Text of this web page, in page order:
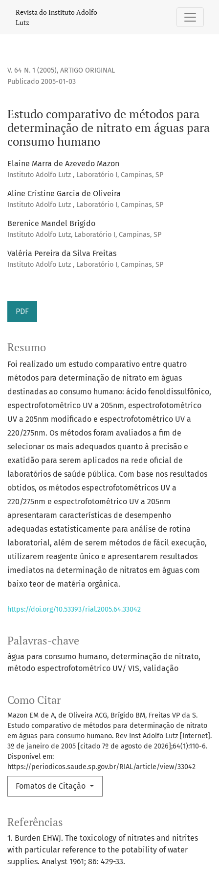
Estudo comparativo de métodos para determinação de
Revista do Instituto Adolfo
Lutz
V. 64 N. 1 (2005), ARTIGO ORIGINAL
Estudo comparativo de métodos para
determinação de nitrato em águas para
consumo humano
Publicado 2005-01-03
Elaine Marra de Azevedo Mazon
Instituto Adolfo Lutz , Laboratório I, Campinas, SP
Aline Cristine Garcia de Oliveira
Instituto Adolfo Lutz , Laboratório I, Campinas, SP
Berenice Mandel Brígido
Instituto Adolfo Lutz, Laboratório I, Campinas, SP
Valéria Pereira da Silva Freitas
Instituto Adolfo Lutz , Laboratório I, Campinas, SP
PDF
Palavras-chave
água para consumo humano determinação de nitrato
método espectrofotométrico UV/ VIS validação
Como Citar
Mazon EM de A, de Oliveira ACG, Brígido BM, Freitas VP da S.
Estudo comparativo de métodos para determinação de nitrato
em águas para consumo humano. Rev Inst Adolfo Lutz [Internet].
3º de janeiro de 2005 [citado 7º de agosto de 2026];64(1):110-6.
Disponível em:
https://periodicos.saude.sp.gov.br/RIAL/article/view/33042
Fomatos de Citação
Resumo
Foi realizado um estudo comparativo entre quatro
métodos para determinação de nitrato em águas
destinadas ao consumo humano: ácido fenoldissulfônico,
espectrofotométrico UV a 205nm, espectrofotométrico
UV a 205nm modificado e espectrofotométrico UV a
220/275nm. Os métodos foram avaliados a fim de
selecionar os mais adequados quanto à precisão e
exatidão para serem aplicados na rede oficial de
laboratórios de saúde pública. Com base nos resultados
obtidos, os métodos espectrofotométricos UV a
220/275nm e espectrofotométrico UV a 205nm
apresentaram características de desempenho
adequadas estatisticamente para análise de rotina
laboratorial, além de serem métodos de fácil execução,
utilizarem reagente único e apresentarem resultados
imediatos na determinação de nitratos em águas com
baixo teor de matéria orgânica.
https://doi.org/10.53393/rial.2005.64.33042
Referências
1. Burden EHWJ. The toxicology of nitrates and nitrites
with particular reference to the potability of water
supplies. Analyst 1961; 86: 429-33.